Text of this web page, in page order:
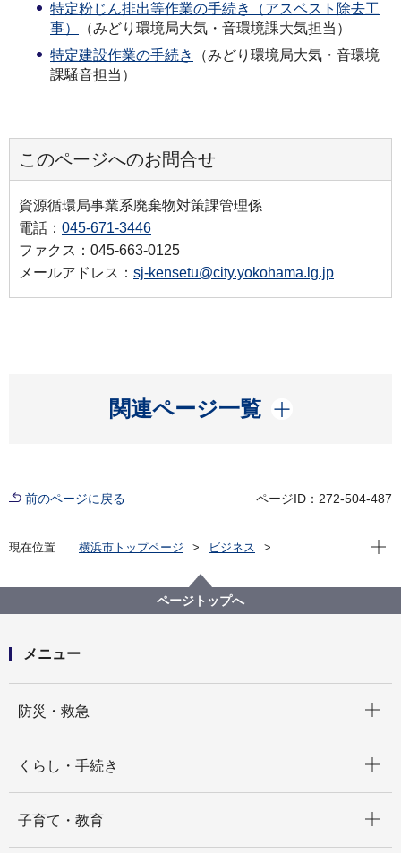
特定粉じん排出等作業の手続き（アスベスト除去工
事）
（みどり環境局大気・音環境課大気担当）
特定建設作業の手続き
（みどり環境局大気・音環境
課騒音担当）
このページへのお問合せ
資源循環局事業系廃棄物対策課管理係
電話： 045-671-3446
ファクス：045-663-0125
メールアドレス： sj-kensetu@city.yokohama.lg.jp
関連ページ一覧
開く
前のページに戻る ページID：272-504-487
現在位置 横浜市トップページ
ビジネス
リサイクル法関連
建設リサイクル法関連リンク
現在
ページトップへ
メニュー
防災・救急
くらし・手続き
子育て・教育